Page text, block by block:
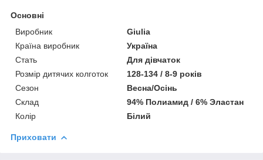
Основні
Виробник
Giulia
Країна виробник
Україна
Стать
Для дівчаток
Розмір дитячих колготок
128-134 / 8-9 років
Сезон
Весна/Осінь
Склад
94% Полиамид / 6% Эластан
Колір
Білий
Приховати